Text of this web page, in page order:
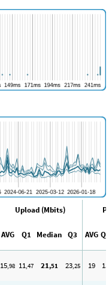
Upload (Mbits)
AVG Q1 Median Q3 AVG
15,98 11,47 21,51 23,25 19 13